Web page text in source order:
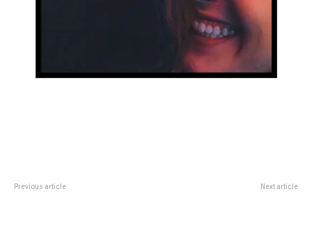
Previous article Next article